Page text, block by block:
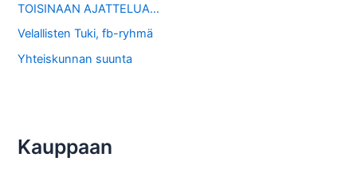
TOISINAAN AJATTELUA…
Velallisten Tuki, fb-ryhmä
Yhteiskunnan suunta
Kauppaan